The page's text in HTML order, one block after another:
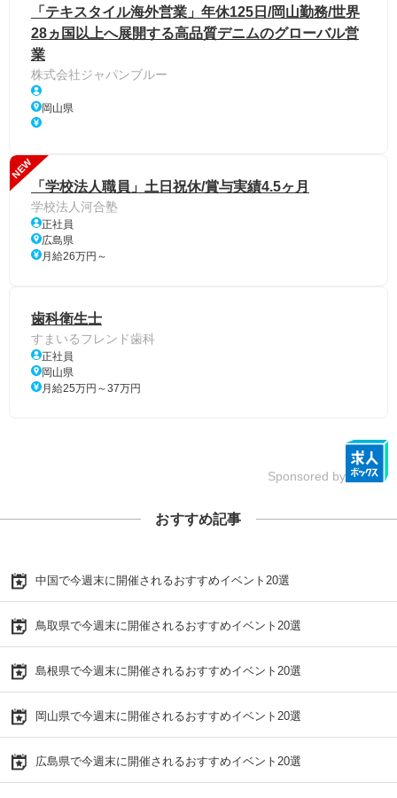
「テキスタイル海外営業」年休125日/岡山勤務/世界
28ヵ国以上へ展開する高品質デニムのグローバル営
業
株式会社ジャパンブルー
岡山県
NEW
「学校法人職員」土日祝休/賞与実績4.5ヶ月
学校法人河合塾
正社員
広島県
月給26万円～
歯科衛生士
すまいるフレンド歯科
正社員
岡山県
月給25万円～37万円
Sponsored by
おすすめ記事
中国で今週末に開催されるおすすめイベント20選
鳥取県で今週末に開催されるおすすめイベント20選
島根県で今週末に開催されるおすすめイベント20選
岡山県で今週末に開催されるおすすめイベント20選
広島県で今週末に開催されるおすすめイベント20選